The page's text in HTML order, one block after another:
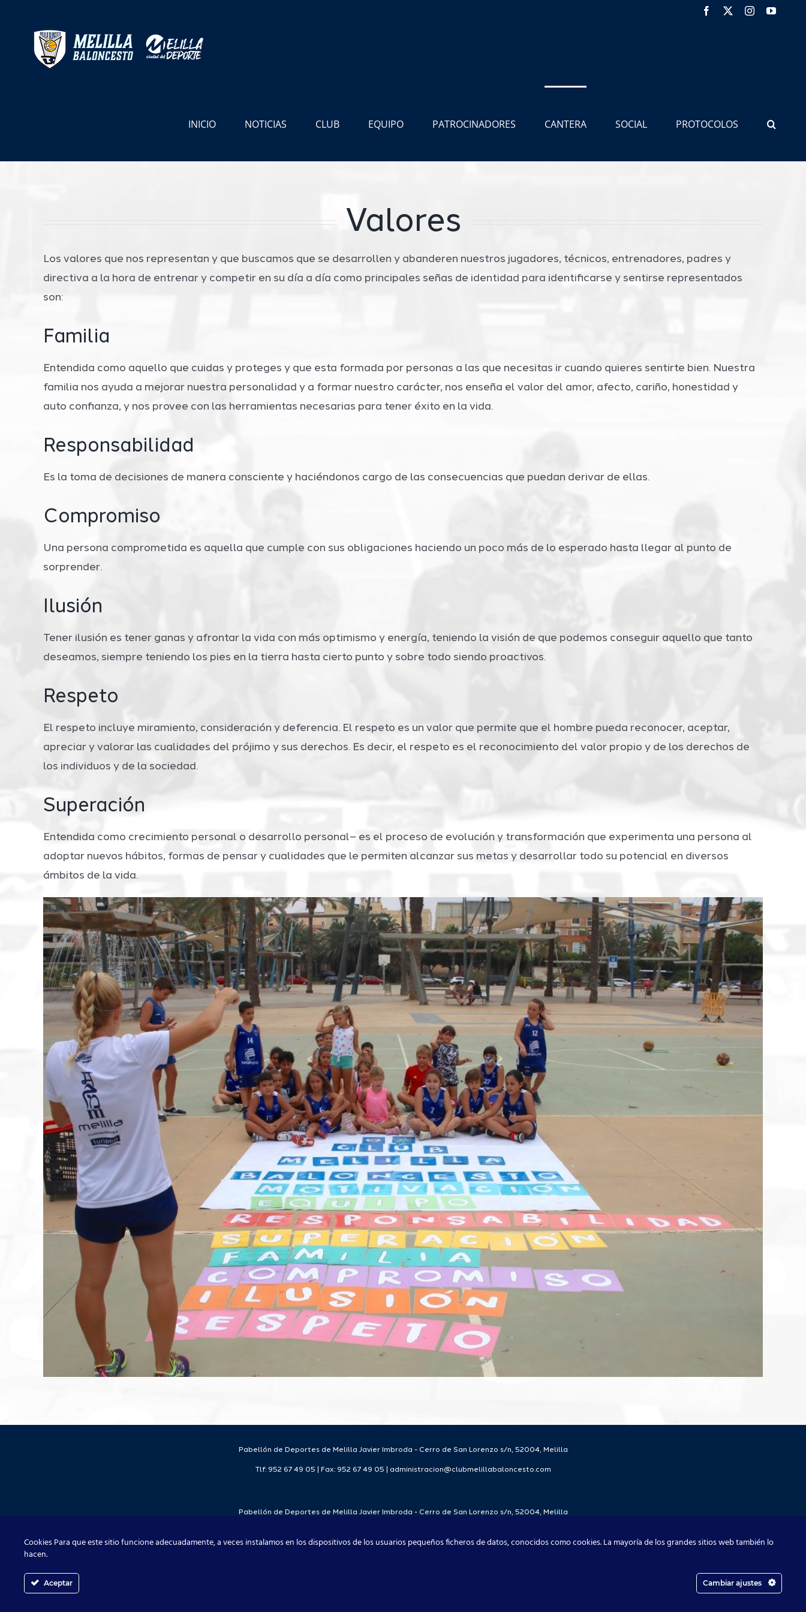
contenido
Facebook Instagram
INICIO NOTICIAS CLUB EQUIPO PATROCINADORES CANTERA SOCIAL PROTOCOLOS
Valores
Los valores que nos representan y que buscamos que se desarrollen y abanderen nuestros jugadores, técnicos, entrenadores, padres y
directiva a la hora de entrenar y competir en su día a día como principales señas de identidad para identificarse y sentirse representados
son:
Familia
Entendida como aquello que cuidas y proteges y que esta formada por personas a las que necesitas ir cuando quieres sentirte bien. Nuestra
familia nos ayuda a mejorar nuestra personalidad y a formar nuestro carácter, nos enseña el valor del amor, afecto, cariño, honestidad y
auto confianza, y nos provee con las herramientas necesarias para tener éxito en la vida.
Responsabilidad
Es la toma de decisiones de manera consciente y haciéndonos cargo de las consecuencias que puedan derivar de ellas.
Compromiso
Una persona comprometida es aquella que cumple con sus obligaciones haciendo un poco más de lo esperado hasta llegar al punto de
sorprender.
Ilusión
Tener ilusión es tener ganas y afrontar la vida con más optimismo y energía, teniendo la visión de que podemos conseguir aquello que tanto
deseamos, siempre teniendo los pies en la tierra hasta cierto punto y sobre todo siendo proactivos.
Respeto
El respeto incluye miramiento, consideración y deferencia. El respeto es un valor que permite que el hombre pueda reconocer, aceptar,
apreciar y valorar las cualidades del prójimo y sus derechos. Es decir, el respeto es el reconocimiento del valor propio y de los derechos de
los individuos y de la sociedad.
Superación
Entendida como crecimiento personal o desarrollo personal– es el proceso de evolución y transformación que experimenta una persona al
adoptar nuevos hábitos, formas de pensar y cualidades que le permiten alcanzar sus metas y desarrollar todo su potencial en diversos
ámbitos de la vida.
Pabellón de Deportes de Melilla Javier Imbroda - Cerro de San Lorenzo s/n, 52004, Melilla
Tlf: 952 67 49 05 | Fax: 952 67 49 05 | administracion@clubmelillabaloncesto.com
Pabellón de Deportes de Melilla Javier Imbroda - Cerro de San Lorenzo s/n, 52004, Melilla
Cookies Para que este sitio funcione adecuadamente, a veces instalamos en los dispositivos de los usuarios pequeños ficheros de datos, conocidos como cookies. La mayoría de los grandes sitios web también lo
hacen.
Aceptar Cambiar ajustes